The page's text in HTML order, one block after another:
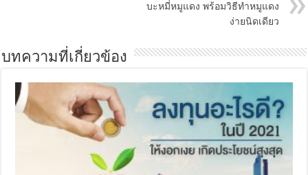
บะหมี่หมูแดง พร้อมวิธีทำหมูแดง
ง่ายนิดเดียว
บทความที่เกี่ยวข้อง